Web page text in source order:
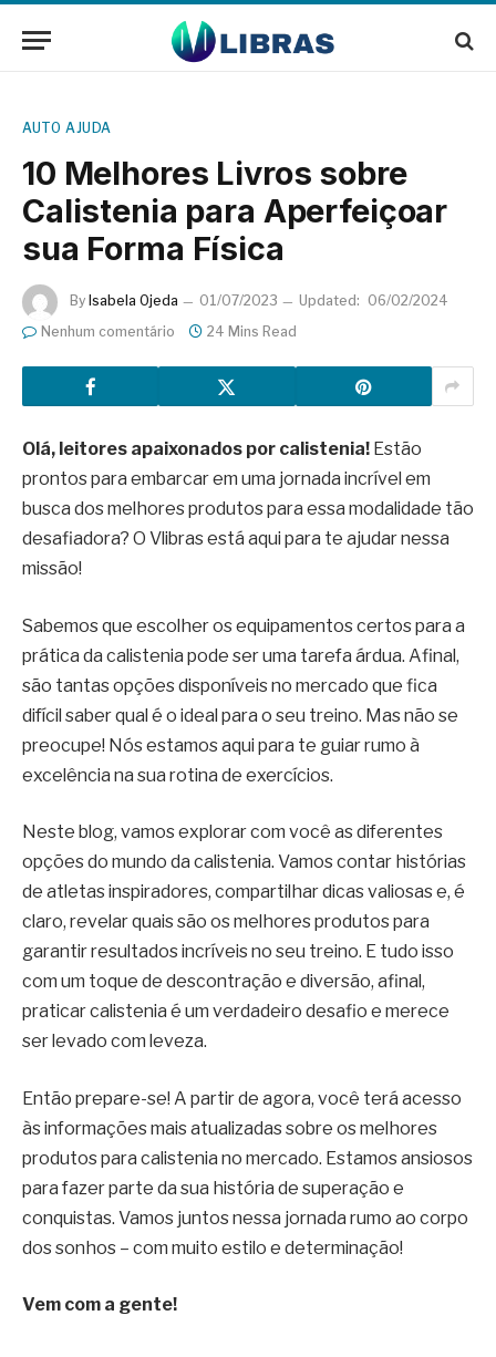
AUTO AJUDA
10 Melhores Livros sobre
Calistenia para Aperfeiçoar
sua Forma Física
By Isabela Ojeda 01/07/2023 Updated: 06/02/2024
Nenhum comentário
24 Mins Read
Olá, leitores apaixonados por calistenia! Estão
prontos para embarcar em uma jornada incrível em
busca dos melhores produtos para essa modalidade tão
desafiadora? O Vlibras está aqui para te ajudar nessa
missão!
Sabemos que escolher os equipamentos certos para a
prática da calistenia pode ser uma tarefa árdua. Afinal,
são tantas opções disponíveis no mercado que fica
difícil saber qual é o ideal para o seu treino. Mas não se
preocupe! Nós estamos aqui para te guiar rumo à
excelência na sua rotina de exercícios.
Neste blog, vamos explorar com você as diferentes
opções do mundo da calistenia. Vamos contar histórias
de atletas inspiradores, compartilhar dicas valiosas e, é
claro, revelar quais são os melhores produtos para
garantir resultados incríveis no seu treino. E tudo isso
com um toque de descontração e diversão, afinal,
praticar calistenia é um verdadeiro desafio e merece
ser levado com leveza.
Então prepare-se! A partir de agora, você terá acesso
às informações mais atualizadas sobre os melhores
produtos para calistenia no mercado. Estamos ansiosos
para fazer parte da sua história de superação e
conquistas. Vamos juntos nessa jornada rumo ao corpo
dos sonhos – com muito estilo e determinação!
Vem com a gente!